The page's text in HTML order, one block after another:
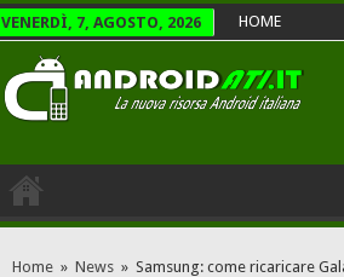
VENERDÌ, 7, AGOSTO, 2026 HOME
Home » News » Samsung: come ricaricare